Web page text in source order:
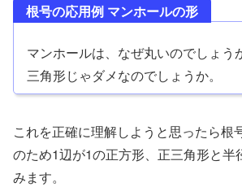
根号の応用例 マンホールの形
マンホールは、なぜ丸いのでしょう
三角形じゃダメなのでしょうか。
これを正確に理解しようと思ったら根
のため1辺が1の正方形、正三角形と半
みます。